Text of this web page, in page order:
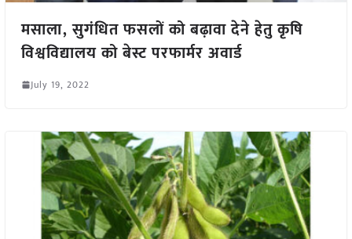
मसाला, सुगंधित फसलों को बढ़ावा देने हेतु कृषि
विश्वविद्यालय को बेस्ट परफार्मर अवार्ड
July 19, 2022